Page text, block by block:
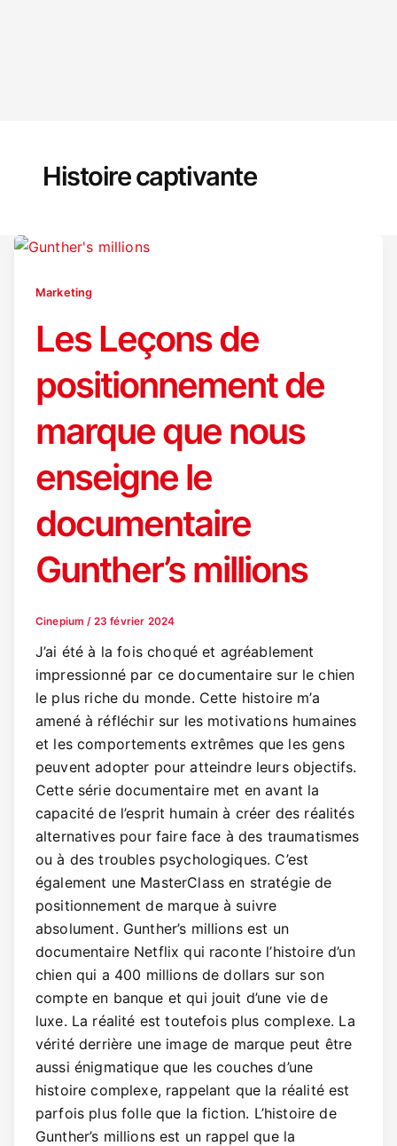
Histoire captivante
Marketing
Les Leçons de
positionnement de
marque que nous
enseigne le
documentaire
Gunther’s millions
Cinepium / 23 février 2024
J’ai été à la fois choqué et agréablement
impressionné par ce documentaire sur le chien
le plus riche du monde. Cette histoire m’a
amené à réfléchir sur les motivations humaines
et les comportements extrêmes que les gens
peuvent adopter pour atteindre leurs objectifs.
Cette série documentaire met en avant la
capacité de l’esprit humain à créer des réalités
alternatives pour faire face à des traumatismes
ou à des troubles psychologiques. C’est
également une MasterClass en stratégie de
positionnement de marque à suivre
absolument. Gunther’s millions est un
documentaire Netflix qui raconte l’histoire d’un
chien qui a 400 millions de dollars sur son
compte en banque et qui jouit d’une vie de
luxe. La réalité est toutefois plus complexe. La
vérité derrière une image de marque peut être
aussi énigmatique que les couches d’une
histoire complexe, rappelant que la réalité est
parfois plus folle que la fiction. L’histoire de
Gunther’s millions est un rappel que la